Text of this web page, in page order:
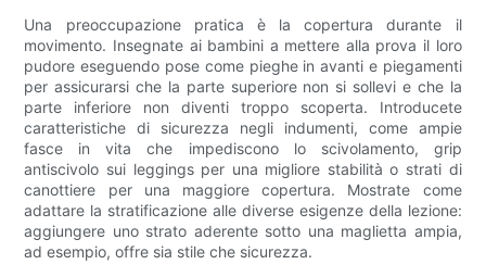
Una preoccupazione pratica è la copertura durante il
movimento. Insegnate ai bambini a mettere alla prova il loro
pudore eseguendo pose come pieghe in avanti e piegamenti
per assicurarsi che la parte superiore non si sollevi e che la
parte inferiore non diventi troppo scoperta. Introducete
caratteristiche di sicurezza negli indumenti, come ampie
fasce in vita che impediscono lo scivolamento, grip
antiscivolo sui leggings per una migliore stabilità o strati di
canottiere per una maggiore copertura. Mostrate come
adattare la stratificazione alle diverse esigenze della lezione:
aggiungere uno strato aderente sotto una maglietta ampia,
ad esempio, offre sia stile che sicurezza.